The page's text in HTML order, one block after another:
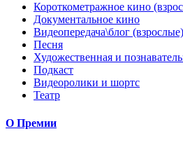
Короткометражное кино
Документальное кино
Видеопередача\блог (взрослые)
Песня
Художественная и
Подкаст
Видеоролики и шортс
Театр
О Премии